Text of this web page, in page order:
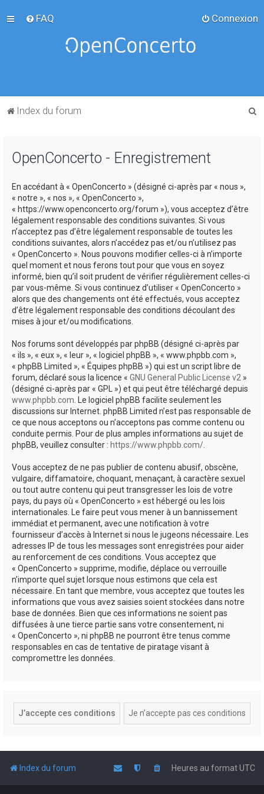
FAQ Connexion
Index du forum
OpenConcerto - Enregistrement
En accédant à « OpenConcerto » (désigné ci-après par « nous »,
« notre », « nos », « OpenConcerto »,
« https://www.openconcerto.org/forum »), vous acceptez d’être
légalement responsable des conditions suivantes. Si vous
n’acceptez pas d’être légalement responsable de toutes les
conditions suivantes, alors n’accédez pas et/ou n’utilisez pas
« OpenConcerto ». Nous pouvons modifier celles-ci à n’importe
quel moment et nous ferons tout pour que vous en soyez
informé, bien qu’il soit prudent de vérifier régulièrement celles-ci
par vous-même. Si vous continuez d’utiliser « OpenConcerto »
alors que des changements ont été effectués, vous acceptez
d’être légalement responsable des conditions découlant des
mises à jour et/ou modifications.
Nos forums sont développés par phpBB (désigné ci-après par
« ils », « eux », « leur », « logiciel phpBB », « www.phpbb.com »,
« phpBB Limited », « Équipes phpBB ») qui est un script libre de
forum, déclaré sous la licence « GNU General Public License v2 »
(désigné ci-après par « GPL ») et qui peut être téléchargé depuis
www.phpbb.com. Le logiciel phpBB facilite seulement les
discussions sur Internet. phpBB Limited n’est pas responsable de
ce que nous acceptons ou n’acceptons pas comme contenu ou
conduite permis. Pour de plus amples informations au sujet de
phpBB, veuillez consulter : https://www.phpbb.com/.
Vous acceptez de ne pas publier de contenu abusif, obscène,
vulgaire, diffamatoire, choquant, menaçant, à caractère sexuel
ou tout autre contenu qui peut transgresser les lois de votre
pays, du pays où « OpenConcerto » est hébergé ou les lois
internationales. Le faire peut vous mener à un bannissement
immédiat et permanent, avec une notification à votre
fournisseur d’accès à Internet si nous le jugeons nécessaire. Les
adresses IP de tous les messages sont enregistrées pour aider
au renforcement de ces conditions. Vous acceptez que
« OpenConcerto » supprime, modifie, déplace ou verrouille
n’importe quel sujet lorsque nous estimons que cela est
nécessaire. En tant que membre, vous acceptez que toutes les
informations que vous avez saisies soient stockées dans notre
base de données. Bien que ces informations ne soient pas
diffusées à une tierce partie sans votre consentement, ni
« OpenConcerto », ni phpBB ne pourront être tenus comme
responsables en cas de tentative de piratage visant à
compromettre les données.
Index du forum Heures au formatUTC